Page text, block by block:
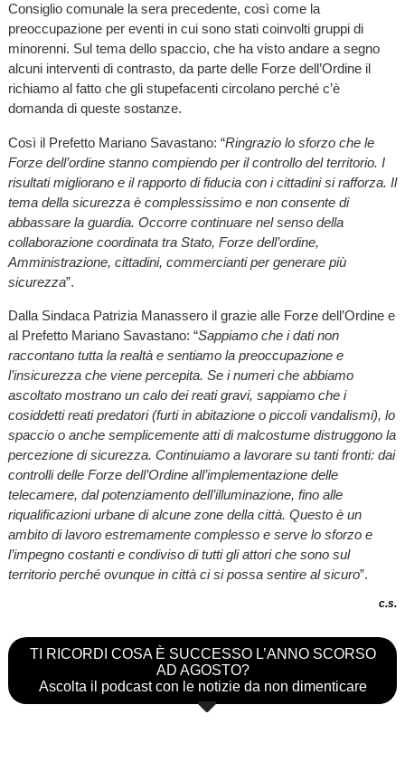
Consiglio comunale la sera precedente, così come la
preoccupazione per eventi in cui sono stati coinvolti gruppi di
minorenni. Sul tema dello spaccio, che ha visto andare a segno
alcuni interventi di contrasto, da parte delle Forze dell’Ordine il
richiamo al fatto che gli stupefacenti circolano perché c’è
domanda di queste sostanze.
Così il Prefetto Mariano Savastano: “Ringrazio lo sforzo che le
Forze dell’ordine stanno compiendo per il controllo del territorio. I
risultati migliorano e il rapporto di fiducia con i cittadini si rafforza. Il
tema della sicurezza è complessissimo e non consente di
abbassare la guardia. Occorre continuare nel senso della
collaborazione coordinata tra Stato, Forze dell’ordine,
Amministrazione, cittadini, commercianti per generare più
sicurezza”.
Dalla Sindaca Patrizia Manassero il grazie alle Forze dell’Ordine e
al Prefetto Mariano Savastano: “Sappiamo che i dati non
raccontano tutta la realtà e sentiamo la preoccupazione e
l’insicurezza che viene percepita. Se i numeri che abbiamo
ascoltato mostrano un calo dei reati gravi, sappiamo che i
cosiddetti reati predatori (furti in abitazione o piccoli vandalismi), lo
spaccio o anche semplicemente atti di malcostume distruggono la
percezione di sicurezza. Continuiamo a lavorare su tanti fronti: dai
controlli delle Forze dell’Ordine all’implementazione delle
telecamere, dal potenziamento dell’illuminazione, fino alle
riqualificazioni urbane di alcune zone della città. Questo è un
ambito di lavoro estremamente complesso e serve lo sforzo e
l’impegno costanti e condiviso di tutti gli attori che sono sul
territorio perché ovunque in città ci si possa sentire al sicuro”.
c.s.
TI RICORDI COSA È SUCCESSO L’ANNO SCORSO
AD AGOSTO?
Ascolta il podcast con le notizie da non dimenticare